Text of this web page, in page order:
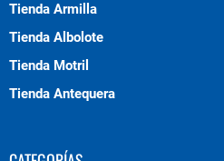
Tienda Armilla
Tienda Albolote
Tienda Motril
Tienda Antequera